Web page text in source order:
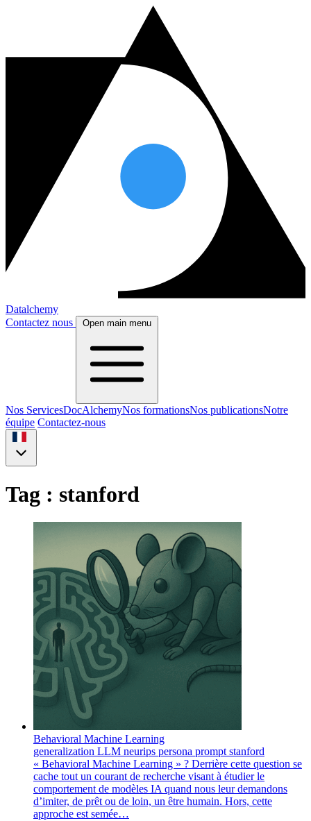
Datalchemy
Contactez nous
Open main menu
Nos ServicesDocAlchemyNos formationsNos publicationsNotre
équipe Contactez-nous
Tag : stanford
Behavioral Machine Learning
generalization LLM neurips persona prompt stanford
« Behavioral Machine Learning » ? Derrière cette question se
cache tout un courant de recherche visant à étudier le
comportement de modèles IA quand nous leur demandons
d’imiter, de prêt ou de loin, un être humain. Hors, cette
approche est semée…